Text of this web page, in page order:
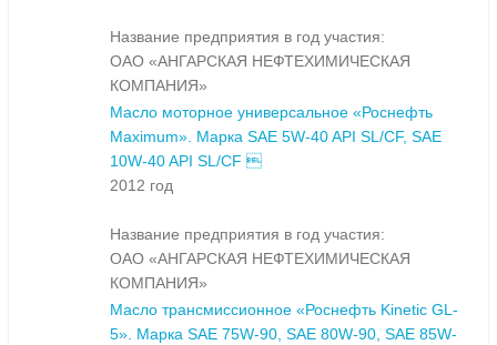
Название предприятия в год участия:
ОАО «АНГАРСКАЯ НЕФТЕХИМИЧЕСКАЯ
КОМПАНИЯ»
Масло моторное универсальное «Роснефть
Maximum». Марка SAE 5W-40 API SL/CF, SAE
10W-40 API SL/CF 
2012 год
Название предприятия в год участия:
ОАО «АНГАРСКАЯ НЕФТЕХИМИЧЕСКАЯ
КОМПАНИЯ»
Масло трансмиссионное «Роснефть Kinetic GL-
5». Марка SAE 75W-90, SAE 80W-90, SAE 85W-